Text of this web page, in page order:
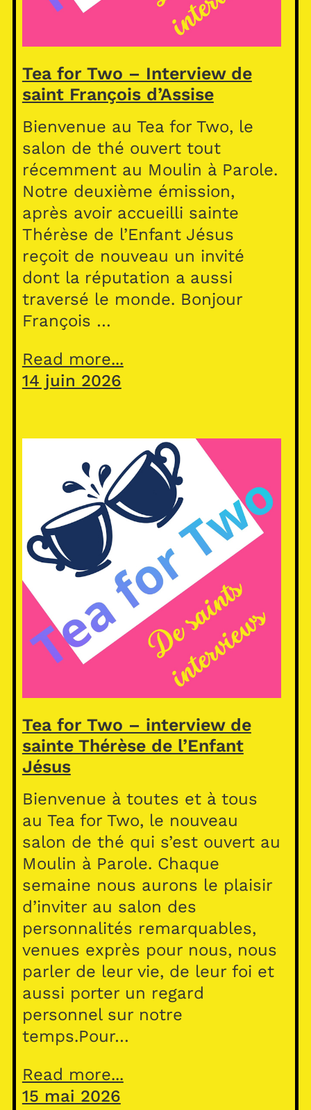
Tea for Two – Interview de
saint François d’Assise
Bienvenue au Tea for Two, le
salon de thé ouvert tout
récemment au Moulin à Parole.
Notre deuxième émission,
après avoir accueilli sainte
Thérèse de l’Enfant Jésus
reçoit de nouveau un invité
dont la réputation a aussi
traversé le monde. Bonjour
François …
Read more...
14 juin 2026
Tea for Two – interview de
sainte Thérèse de l’Enfant
Jésus
Bienvenue à toutes et à tous
au Tea for Two, le nouveau
salon de thé qui s’est ouvert au
Moulin à Parole. Chaque
semaine nous aurons le plaisir
d’inviter au salon des
personnalités remarquables,
venues exprès pour nous, nous
parler de leur vie, de leur foi et
aussi porter un regard
personnel sur notre
temps.Pour…
Read more...
15 mai 2026